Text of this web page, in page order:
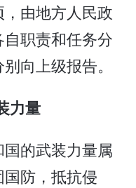
由地方人民政
职责和任务分
向上级报告。
力量
的武装力量属
防，抵抗侵